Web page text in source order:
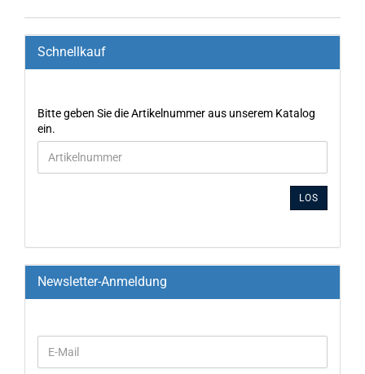
Schnellkauf
Bitte geben Sie die Artikelnummer aus unserem Katalog
ein.
LOS
Newsletter-Anmeldung